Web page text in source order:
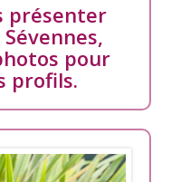
présenter
pour
profils.